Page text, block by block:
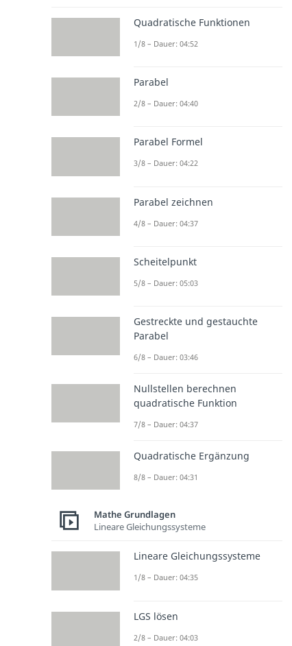
Quadratische Funktionen
1/8 – Dauer: 04:52
Parabel
2/8 – Dauer: 04:40
Parabel Formel
3/8 – Dauer: 04:22
Parabel zeichnen
4/8 – Dauer: 04:37
Scheitelpunkt
5/8 – Dauer: 05:03
Gestreckte und gestauchte
Parabel
6/8 – Dauer: 03:46
Nullstellen berechnen
quadratische Funktion
7/8 – Dauer: 04:37
Quadratische Ergänzung
8/8 – Dauer: 04:31
Mathe Grundlagen
Lineare Gleichungssysteme
Lineare Gleichungssysteme
1/8 – Dauer: 04:35
LGS lösen
2/8 – Dauer: 04:03